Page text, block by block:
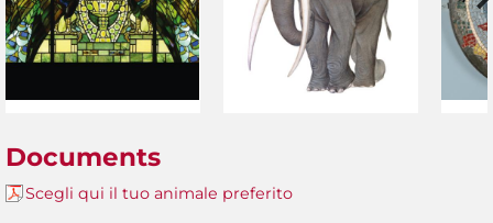
Documents
Scegli qui il tuo animale preferito